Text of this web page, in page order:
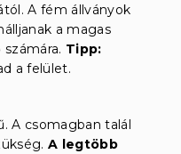
A fém állványok
a magas
Tipp:
a felület.
A csomagban talál
A legtöbb